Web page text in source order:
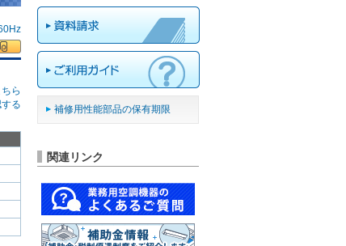
ら
る
補修用性能部品の保有期限
関連リンク